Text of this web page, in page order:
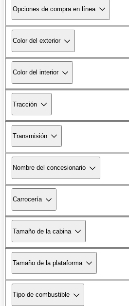
Opciones de compra en línea
Color del exterior
Color del interior
Tracción
Transmisión
Nombre del concesionario
Carrocería
Tamaño de la cabina
Tamaño de la plataforma
Tipo de combustible